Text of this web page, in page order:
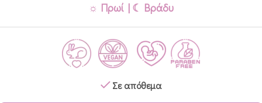
☼ Πρωί | ☾ Βράδυ
Σε απόθεμα